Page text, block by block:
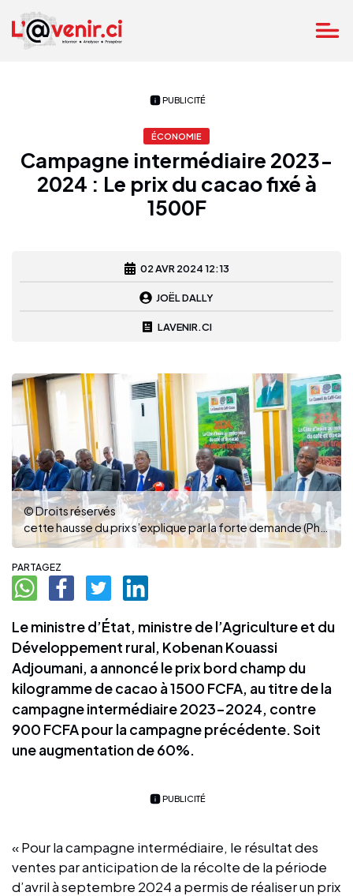
PUBLICITÉ
ÉCONOMIE
Campagne intermédiaire 2023-
2024 : Le prix du cacao fixé à
1500F
02 AVR 2024 12:13
JOËL DALLY
LAVENIR.CI
© Droits réservés
cette hausse du prix s’explique par la forte demande (Photo : dr)
PARTAGEZ
Le ministre d’État, ministre de l’Agriculture et du
Développement rural, Kobenan Kouassi
Adjoumani, a annoncé le prix bord champ du
kilogramme de cacao à 1500 FCFA, au titre de la
campagne intermédiaire 2023-2024, contre
900 FCFA pour la campagne précédente. Soit
une augmentation de 60%.
PUBLICITÉ
« Pour la campagne intermédiaire, le résultat des
ventes par anticipation de la récolte de la période
d’avril à septembre 2024 a permis de réaliser un prix